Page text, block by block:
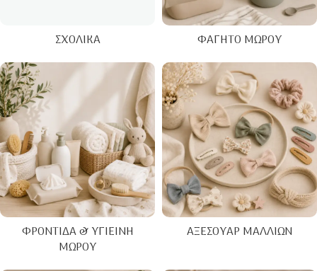
ΣΧΟΛΙΚΆ ΦΑΓΗΤΌ ΜΩΡΟΎ
ΦΡΟΝΤΊΔΑ & ΥΓΙΕΙΝΉ
ΜΩΡΟΎ
ΑΞΕΣΟΥΆΡ ΜΑΛΛΙΏΝ